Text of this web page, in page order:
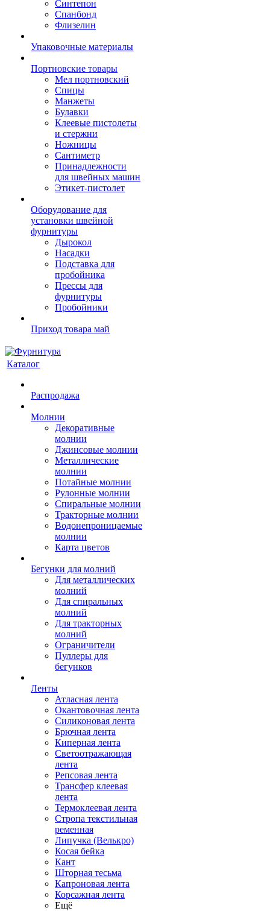
Синтепон
Спанбонд
Флизелин
Упаковочные материалы
Портновские товары
Мел портновский
Спицы
Манжеты
Булавки
Клеевые пистолеты
и стержни
Ножницы
Сантиметр
Принадлежности
для швейных машин
Этикет-пистолет
Оборудование для
установки швейной
фурнитуры
Дырокол
Насадки
Подставка для
пробойника
Прессы для
фурнитуры
Пробойники
Приход товара май
Каталог
Распродажа
Молнии
Декоративные
молнии
Джинсовые молнии
Металлические
молнии
Потайные молнии
Рулонные молнии
Спиральные молнии
Тракторные молнии
Водонепроницаемые
молнии
Карта цветов
Бегунки для молний
Для металлических
молний
Для спиральных
молний
Для тракторных
молний
Ограничители
Пуллеры для
бегунков
Ленты
Атласная лента
Окантовочная лента
Силиконовая лента
Брючная лента
Киперная лента
Светоотражающая
лента
Репсовая лента
Трансфер клеевая
лента
Термоклеевая лента
Стропа текстильная
ременная
Липучка (Велькро)
Косая бейка
Кант
Шторная тесьма
Капроновая лента
Корсажная лента
Ещё